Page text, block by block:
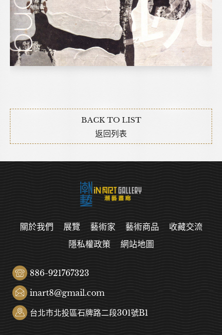
BACK TO LIST
返回列表
關於我們 展覽 藝術家 藝術商品
收藏交流
隱私權政策
網站地圖
886-921767323
inart8@gmail.com
台北市北投區石牌路二段301號B1